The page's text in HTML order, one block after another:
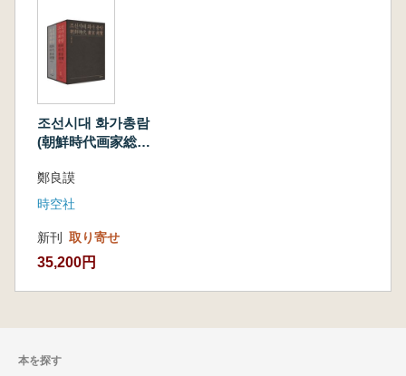
조선시대 화가총람
(朝鮮時代画家総
ト
鄭良謨
時空社
新刊 取り寄せ
35,200円
本を探す